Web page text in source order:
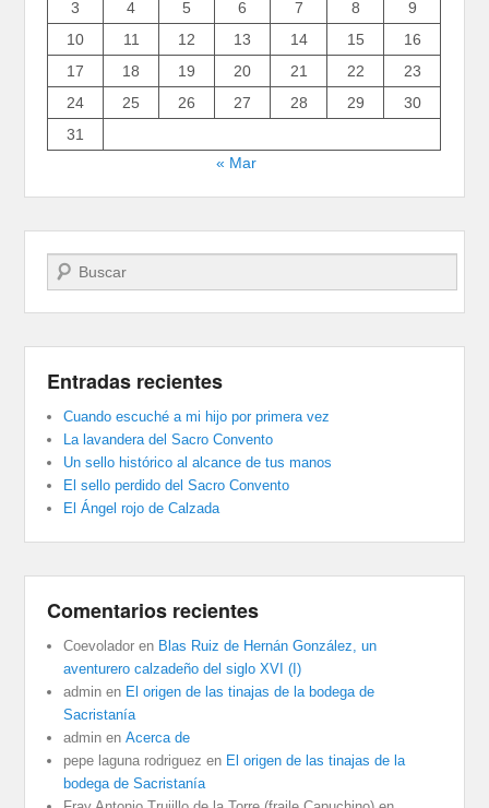
3 4 5 6 7 8
9
10
11 12 13 14 15
16
17
18 19 20 21 22
23
24
25 26 27 28 29
30
31
« Mar
Buscar
Entradas recientes
Cuando escuché a mi hijo por primera vez
La lavandera del Sacro Convento
Un sello histórico al alcance de tus manos
El sello perdido del Sacro Convento
El Ángel rojo de Calzada
Comentarios recientes
Coevolador en Blas Ruiz de Hernán González, un
aventurero calzadeño del siglo XVI (I)
admin en El origen de las tinajas de la bodega de
Sacristanía
admin enAcerca de
pepe laguna rodriguez en El origen de las tinajas de la
bodega de Sacristanía